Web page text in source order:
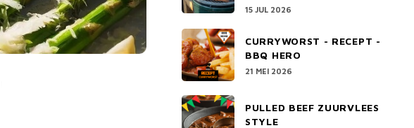
15 JUL 2026
CURRYWORST - RECEPT -
BBQ HERO
21 MEI 2026
PULLED BEEF ZUURVLEES
STYLE